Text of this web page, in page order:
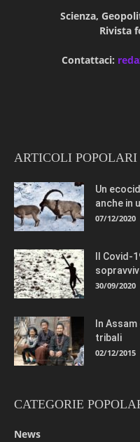
Scienza,
Rivista
Contattaci:
ARTICOLI POPOLARI
Un
anche in
07/12/2020
Il Covid-
30/09/2020
In
tribali
02/12/2015
CATEGORIE
News